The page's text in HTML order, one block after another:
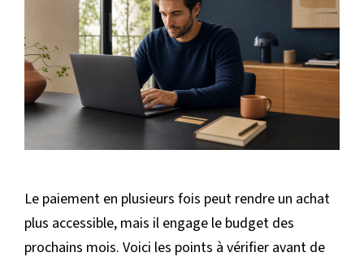
Le paiement en plusieurs fois peut rendre un achat
plus accessible, mais il engage le budget des
prochains mois. Voici les points à vérifier avant de